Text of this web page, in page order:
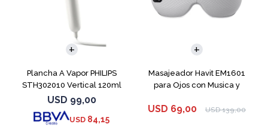
Plancha A Vapor PHILIPS
STH302010 Vertical 120ml
USD 99,00
USD 84,15
Masajeador Havit EM1601
para Ojos con Musica y
USD 69,00 USD 139,00